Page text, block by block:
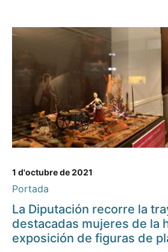
1 d'octubre de 2021
Portada
La Diputación recorre la
destacadas mujeres de la
exposición de figuras de